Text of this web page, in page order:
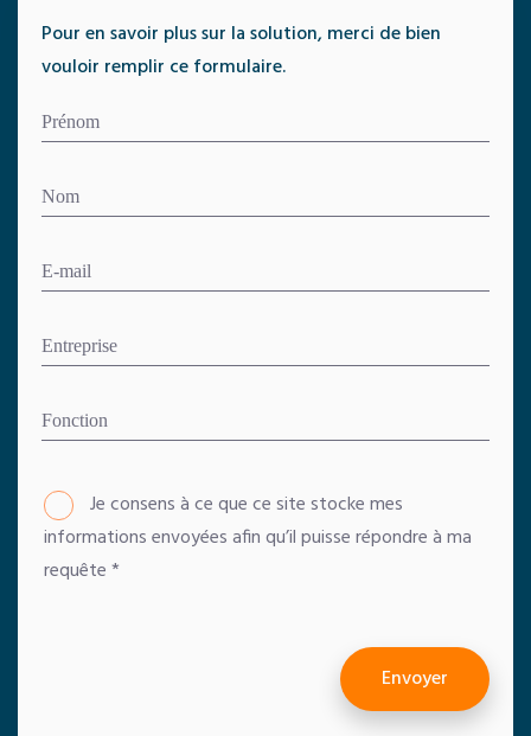
Pour en savoir plus sur la solution, merci de bien
vouloir remplir ce formulaire.
Je consens à ce que ce site stocke mes
informations envoyées afin qu’il puisse répondre à ma
requête*
Envoyer